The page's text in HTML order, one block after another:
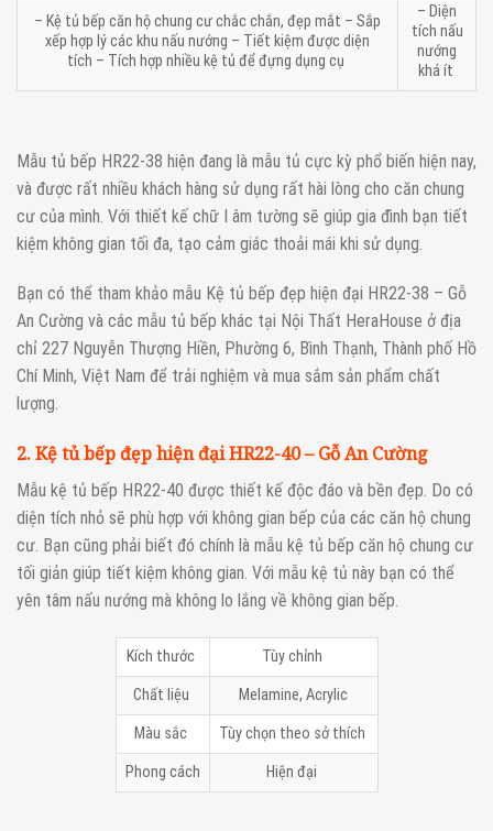
– Kệ tủ bếp căn hộ chung cư chắc chắn, đẹp mắt – Sắp
xếp hợp lý các khu nấu nướng – Tiết kiệm được diện
tích – Tích hợp nhiều kệ tủ để đựng dụng cụ
– Diện
tích nấu
nướng
khá ít
Mẫu tủ bếp HR22-38 hiện đang là mẫu tủ cực kỳ phổ biến hiện nay,
và được rất nhiều khách hàng sử dụng rất hài lòng cho căn chung
cư của mình. Với thiết kế chữ I âm tường sẽ giúp gia đình bạn tiết
kiệm không gian tối đa, tạo cảm giác thoải mái khi sử dụng.
Bạn có thể tham khảo mẫu Kệ tủ bếp đẹp hiện đại HR22-38 – Gỗ
An Cường và các mẫu tủ bếp khác tại Nội Thất HeraHouse ở địa
chỉ 227 Nguyễn Thượng Hiền, Phường 6, Bình Thạnh, Thành phố Hồ
Chí Minh, Việt Nam để trải nghiệm và mua sắm sản phẩm chất
lượng.
2. Kệ tủ bếp đẹp hiện đại HR22-40 – Gỗ An Cường
Mẫu kệ tủ bếp HR22-40 được thiết kế độc đáo và bền đẹp. Do có
diện tích nhỏ sẽ phù hợp với không gian bếp của các căn hộ chung
cư. Bạn cũng phải biết đó chính là mẫu kệ tủ bếp căn hộ chung cư
tối giản giúp tiết kiệm không gian. Với mẫu kệ tủ này bạn có thể
yên tâm nấu nướng mà không lo lắng về không gian bếp.
Kích thước Tùy chỉnh
Chất liệu Melamine, Acrylic
Màu sắc Tùy chọn theo sở thích
Phong cách Hiện đại